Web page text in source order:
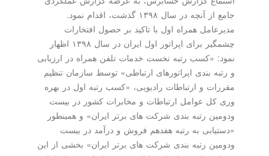
جامع از آنچه در سال ۱۳۹۸ گذشت، اقدام نمود.
مدیرعامل همراه اول با تاکید بر حصول افتخارات
چشمگیر برای اپراتور اول ایران در سال ۱۳۹۸ اظهار
نمود: «کسب رتبه نخست خدمات تلفن همراه در ارزیابی
و رتبه بندی اپراتورهای ارتباطی» توسط سازمان تنظیم
مقررات و ارتباطات رادیویی، «کسب رتبه اول در بهره
وری کل عوامل ارتباطات و مخابرات کشور در بیست
ودومین رتبه بندی شرکت های برتر ایران» و همینطور
«دستیابی به رتبه هفدهم فروش و درآمد در بیست
ودومین رتبه بندی شرکت های برتر ایران» بخشی از این